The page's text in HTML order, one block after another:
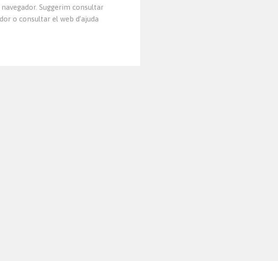
. Suggerim consultar
o consultar el web d’ajuda